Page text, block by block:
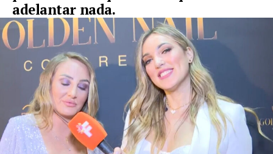
adelantar nada.